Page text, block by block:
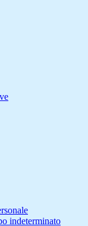
indeterminato